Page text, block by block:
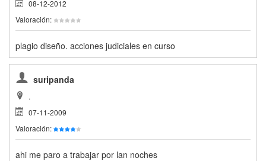
08-12-2012
Valoración:
plagio diseño. acciones judiciales en curso
suripanda
.
07-11-2009
Valoración:
ahi me paro a trabajar por lan noches